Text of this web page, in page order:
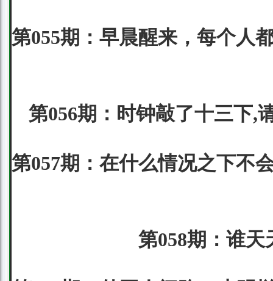
第055期：早晨醒来，每个人
第056期：时钟敲了十三下,
第057期：在什么情况之下不
第058期：谁